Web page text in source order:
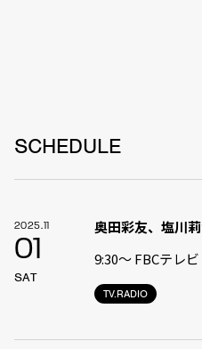
SCHEDULE
2025.11
01
SAT
TV.RADIO
奥田彩友、塩川莉
9:30〜 FBCテレビ